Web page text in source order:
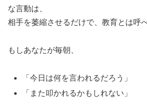
な言動は、
相手を萎縮させるだけで、教育とは呼
もしあなたが毎朝、
「今日は何を言われるだろう」
「また叩かれるかもしれない」